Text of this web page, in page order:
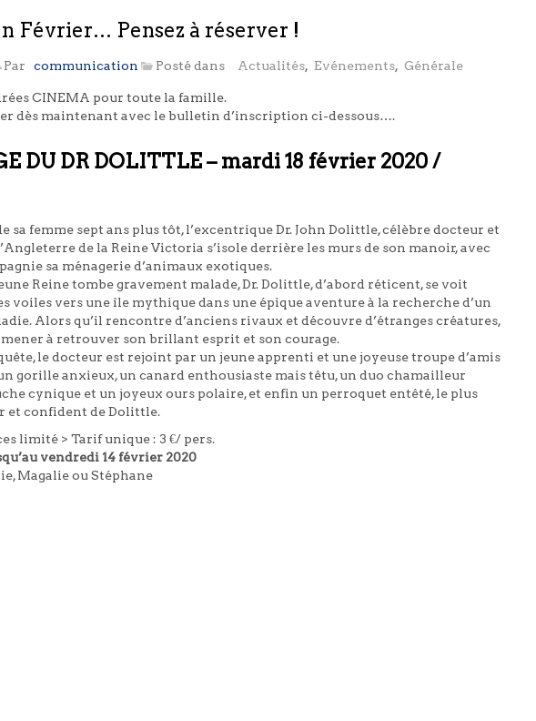
Février… Pensez à réserver !
Par communication Posté dans Actualités, Evénements, Générale
CINEMA pour toute la famille.
dès maintenant avec le bulletin d’inscription ci-dessous….
DU DR DOLITTLE – mardi 18 février 2020 /
sa femme sept ans plus tôt, l’excentrique Dr. John Dolittle, célèbre docteur et
de la Reine Victoria s’isole derrière les murs de son manoir, avec
sa ménagerie d’animaux exotiques.
Reine tombe gravement malade, Dr. Dolittle, d’abord réticent, se voit
voiles vers une île mythique dans une épique aventure à la recherche d’un
Alors qu’il rencontre d’anciens rivaux et découvre d’étranges créatures,
à retrouver son brillant esprit et son courage.
le docteur est rejoint par un jeune apprenti et une joyeuse troupe d’amis
gorille anxieux, un canard enthousiaste mais têtu, un duo chamailleur
cynique et un joyeux ours polaire, et enfin un perroquet entêté, le plus
et confident de Dolittle.
limité > Tarif unique : 3 €/ pers.
vendredi 14 février 2020
Magalie ou Stéphane